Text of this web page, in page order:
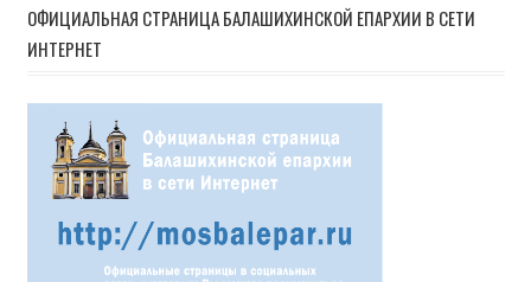
по
записям
ОФИЦИАЛЬНАЯ СТРАНИЦА БАЛАШИХИНСКОЙ ЕПАРХИИ В СЕТИ
ИНТЕРНЕТ